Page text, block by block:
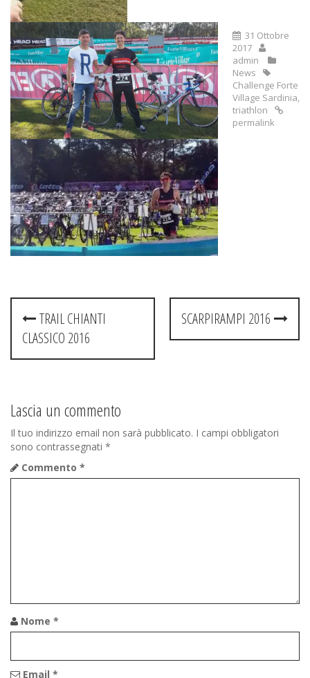
31 Ottobre
2017
admin
News
Challenge Forte
Village Sardinia,
triathlon
permalink
Post
navigation
TRAIL CHIANTI
CLASSICO 2016
SCARPIRAMPI 2016
Lascia un commento
Il tuo indirizzo email non sarà pubblicato. I campi obbligatori
sono contrassegnati *
Commento *
Nome *
Email *